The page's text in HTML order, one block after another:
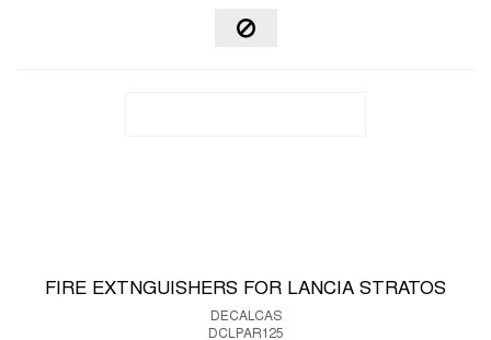
FIRE EXTNGUISHERS FOR LANCIA STRATOS
DECALCAS
DCLPAR125